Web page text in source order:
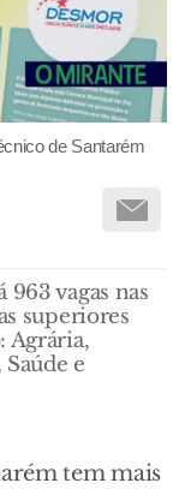
de Santarém
vagas nas
superiores
Agrária,
e
tem mais